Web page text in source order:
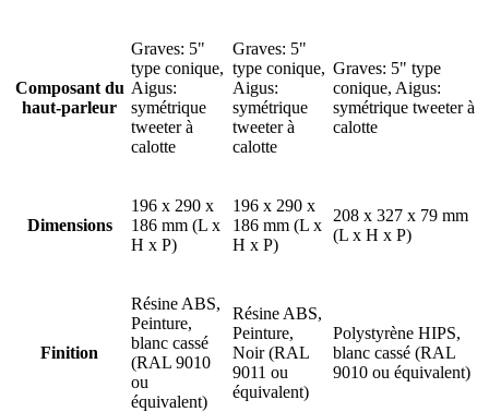
Composant du
haut-parleur
Graves: 5"
type conique,
Aigus:
symétrique
tweeter à
calotte
Graves: 5"
type conique,
Aigus:
symétrique
tweeter à
calotte
Graves: 5" type
conique, Aigus:
symétrique tweeter à
calotte
Dimensions
196 x 290 x
186 mm (L x
H x P)
196 x 290 x
186 mm (L x
H x P)
208 x 327 x 79 mm
(L x H x P)
Finition
Résine ABS,
Peinture,
blanc cassé
(RAL 9010
ou
équivalent)
Résine ABS,
Peinture,
Noir (RAL
9011 ou
équivalent)
Polystyrène HIPS,
blanc cassé (RAL
9010 ou équivalent)